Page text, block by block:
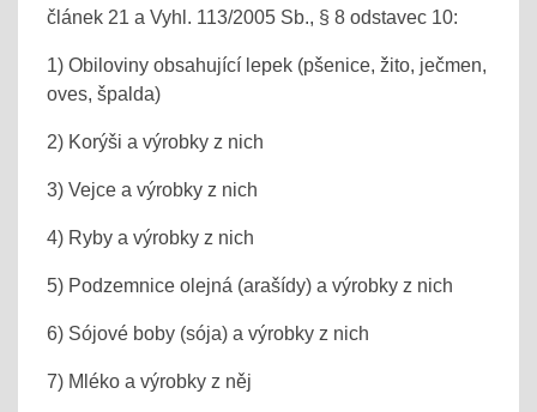
článek 21 a Vyhl. 113/2005 Sb., § 8 odstavec 10:
1) Obiloviny obsahující lepek (pšenice, žito, ječmen,
oves, špalda)
2) Korýši a výrobky z nich
3) Vejce a výrobky z nich
4) Ryby a výrobky z nich
5) Podzemnice olejná (arašídy) a výrobky z nich
6) Sójové boby (sója) a výrobky z nich
7) Mléko a výrobky z něj